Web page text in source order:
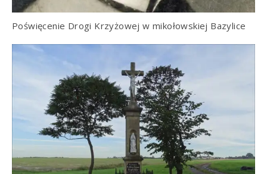
Poświęcenie Drogi Krzyżowej w mikołowskiej Bazylice